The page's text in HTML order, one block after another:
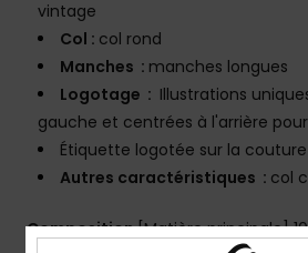
vintage
Col : col rond
Manches : manches longues
Logotage : Illustrations
gauche et centrées à l'arrière
Étiquette logotée sur la
Autres caractéristiques : col
Composition[Matière principale]